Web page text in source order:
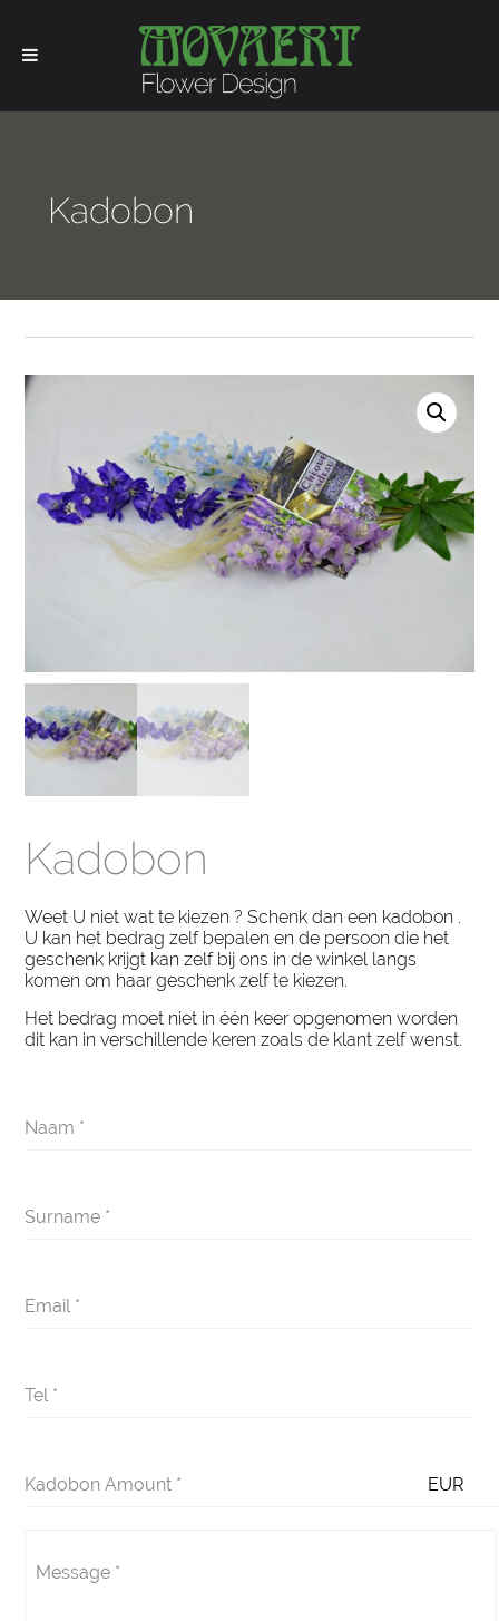
Kadobon
Kadobon
Weet U niet wat te kiezen ? Schenk dan een kadobon .
U kan het bedrag zelf bepalen en de persoon die het
geschenk krijgt kan zelf bij ons in de winkel langs
komen om haar geschenk zelf te kiezen.
Het bedrag moet niet in één keer opgenomen worden
dit kan in verschillende keren zoals de klant zelf wenst.
Naam *
Surname *
Email *
Tel *
Kadobon Amount * EUR
Message *